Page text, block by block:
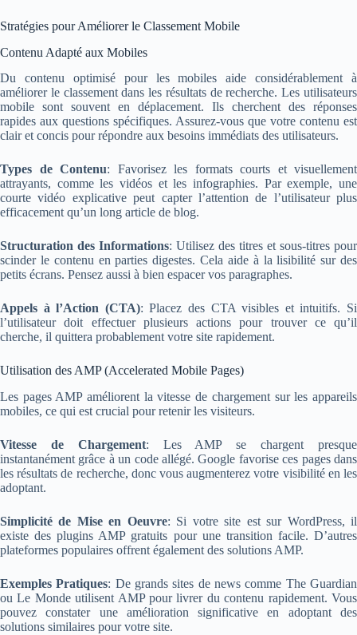
Stratégies pour Améliorer le Classement Mobile
Contenu Adapté aux Mobiles
Du contenu optimisé pour les mobiles aide considérablement à
améliorer le classement dans les résultats de recherche. Les utilisateurs
mobile sont souvent en déplacement. Ils cherchent des réponses
rapides aux questions spécifiques. Assurez-vous que votre contenu est
clair et concis pour répondre aux besoins immédiats des utilisateurs.
Types de Contenu: Favorisez les formats courts et visuellement
attrayants, comme les vidéos et les infographies. Par exemple, une
courte vidéo explicative peut capter l’attention de l’utilisateur plus
efficacement qu’un long article de blog.
Structuration des Informations: Utilisez des titres et sous-titres pour
scinder le contenu en parties digestes. Cela aide à la lisibilité sur des
petits écrans. Pensez aussi à bien espacer vos paragraphes.
Appels à l’Action (CTA): Placez des CTA visibles et intuitifs. Si
l’utilisateur doit effectuer plusieurs actions pour trouver ce qu’il
cherche, il quittera probablement votre site rapidement.
Utilisation des AMP (Accelerated Mobile Pages)
Les pages AMP améliorent la vitesse de chargement sur les appareils
mobiles, ce qui est crucial pour retenir les visiteurs.
Vitesse de Chargement: Les AMP se chargent presque
instantanément grâce à un code allégé. Google favorise ces pages dans
les résultats de recherche, donc vous augmenterez votre visibilité en les
adoptant.
Simplicité de Mise en Oeuvre: Si votre site est sur WordPress, il
existe des plugins AMP gratuits pour une transition facile. D’autres
plateformes populaires offrent également des solutions AMP.
Exemples Pratiques: De grands sites de news comme The Guardian
ou Le Monde utilisent AMP pour livrer du contenu rapidement. Vous
pouvez constater une amélioration significative en adoptant des
solutions similaires pour votre site.